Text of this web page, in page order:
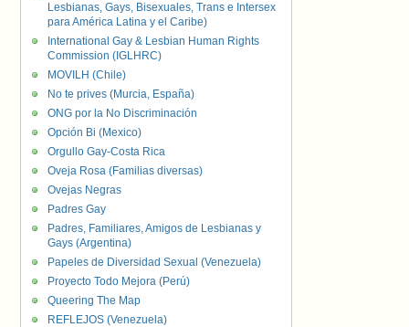
Lesbianas, Gays, Bisexuales, Trans e Intersex
para América Latina y el Caribe)
International Gay & Lesbian Human Rights
Commission (IGLHRC)
MOVILH (Chile)
No te prives (Murcia, España)
ONG por la No Discriminación
Opción Bi (Mexico)
Orgullo Gay-Costa Rica
Oveja Rosa (Familias diversas)
Ovejas Negras
Padres Gay
Padres, Familiares, Amigos de Lesbianas y
Gays (Argentina)
Papeles de Diversidad Sexual (Venezuela)
Proyecto Todo Mejora (Perú)
Queering The Map
REFLEJOS (Venezuela)